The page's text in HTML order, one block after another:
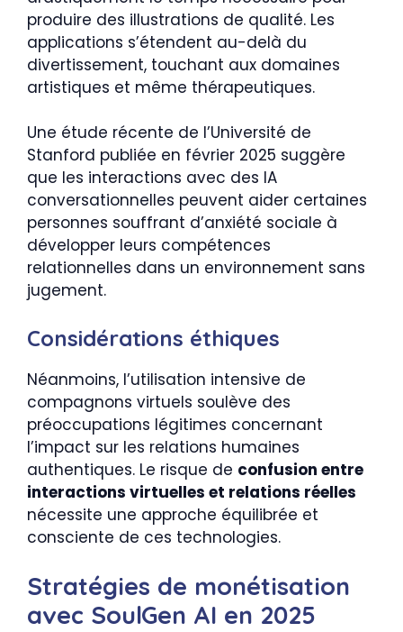
produire des illustrations de qualité. Les
applications s’étendent au-delà du
divertissement, touchant aux domaines
artistiques et même thérapeutiques.
Une étude récente de l’Université de
Stanford publiée en février 2025 suggère
que les interactions avec des IA
conversationnelles peuvent aider certaines
personnes souffrant d’anxiété sociale à
développer leurs compétences
relationnelles dans un environnement sans
jugement.
Considérations éthiques
Néanmoins, l’utilisation intensive de
compagnons virtuels soulève des
préoccupations légitimes concernant
l’impact sur les relations humaines
authentiques. Le risque de confusion entre
interactions virtuelles et relations réelles
nécessite une approche équilibrée et
consciente de ces technologies.
Stratégies de monétisation
avec SoulGen AI en 2025